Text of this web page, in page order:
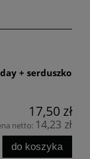
+ serduszko
17,50 zł
netto: 14,23 zł
do koszyka